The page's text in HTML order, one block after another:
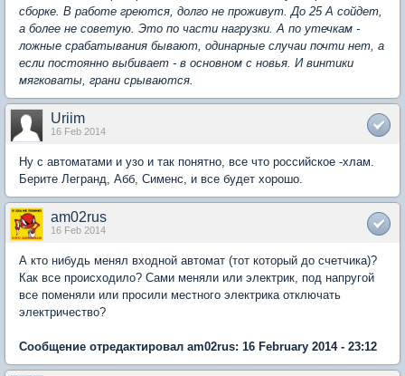
сборке. В работе греются, долго не проживут. До 25 А сойдет,
а более не советую. Это по части нагрузки. А по утечкам -
ложные срабатывания бывают, одинарные случаи почти нет, а
если постоянно выбивает - в основном с новья. И винтики
мягковаты, грани срываются.
Uriim
16 Feb 2014
Ну с автоматами и узо и так понятно, все что российское -хлам.
Берите Легранд, Абб, Сименс, и все будет хорошо.
am02rus
16 Feb 2014
А кто нибудь менял входной автомат (тот который до счетчика)?
Как все происходило? Сами меняли или электрик, под напругой
все поменяли или просили местного электрика отключать
электричество?
Сообщение отредактировал am02rus: 16 February 2014 - 23:12